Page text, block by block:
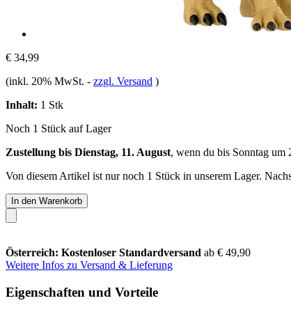
€ 34,99
(inkl. 20% MwSt. - zzgl. Versand )
Inhalt: 1 Stk
Noch 1 Stück auf Lager
Zustellung bis Dienstag, 11. August, wenn du bis Sonntag um
Von diesem Artikel ist nur noch 1 Stück in unserem Lager.
In den Warenkorb
Österreich: Kostenloser Standardversand ab € 49,90
Weitere Infos zu Versand & Lieferung
Eigenschaften und Vorteile